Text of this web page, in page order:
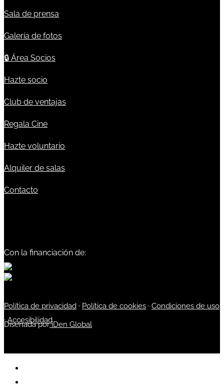
Sala de prensa
Galería de fotos
🔒 Área Socios
Hazte socio
Club de ventajas
Regala Cine
Hazte voluntario
Alquiler de salas
Contacto
Con la financiación de:
Política de privacidad · Política de cookies · Condiciones de uso
·Accesibilidad
Diseñada poriDen Global